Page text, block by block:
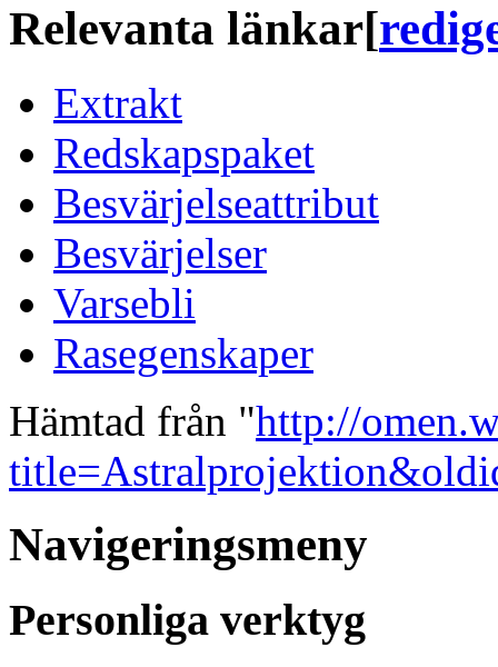
Relevanta länkar[
Extrakt
Redskapspaket
Besvärjelseattribut
Besvärjelser
Varsebli
Rasegenskaper
Hämtad från "http://
Navigeringsmeny
Personliga verktyg